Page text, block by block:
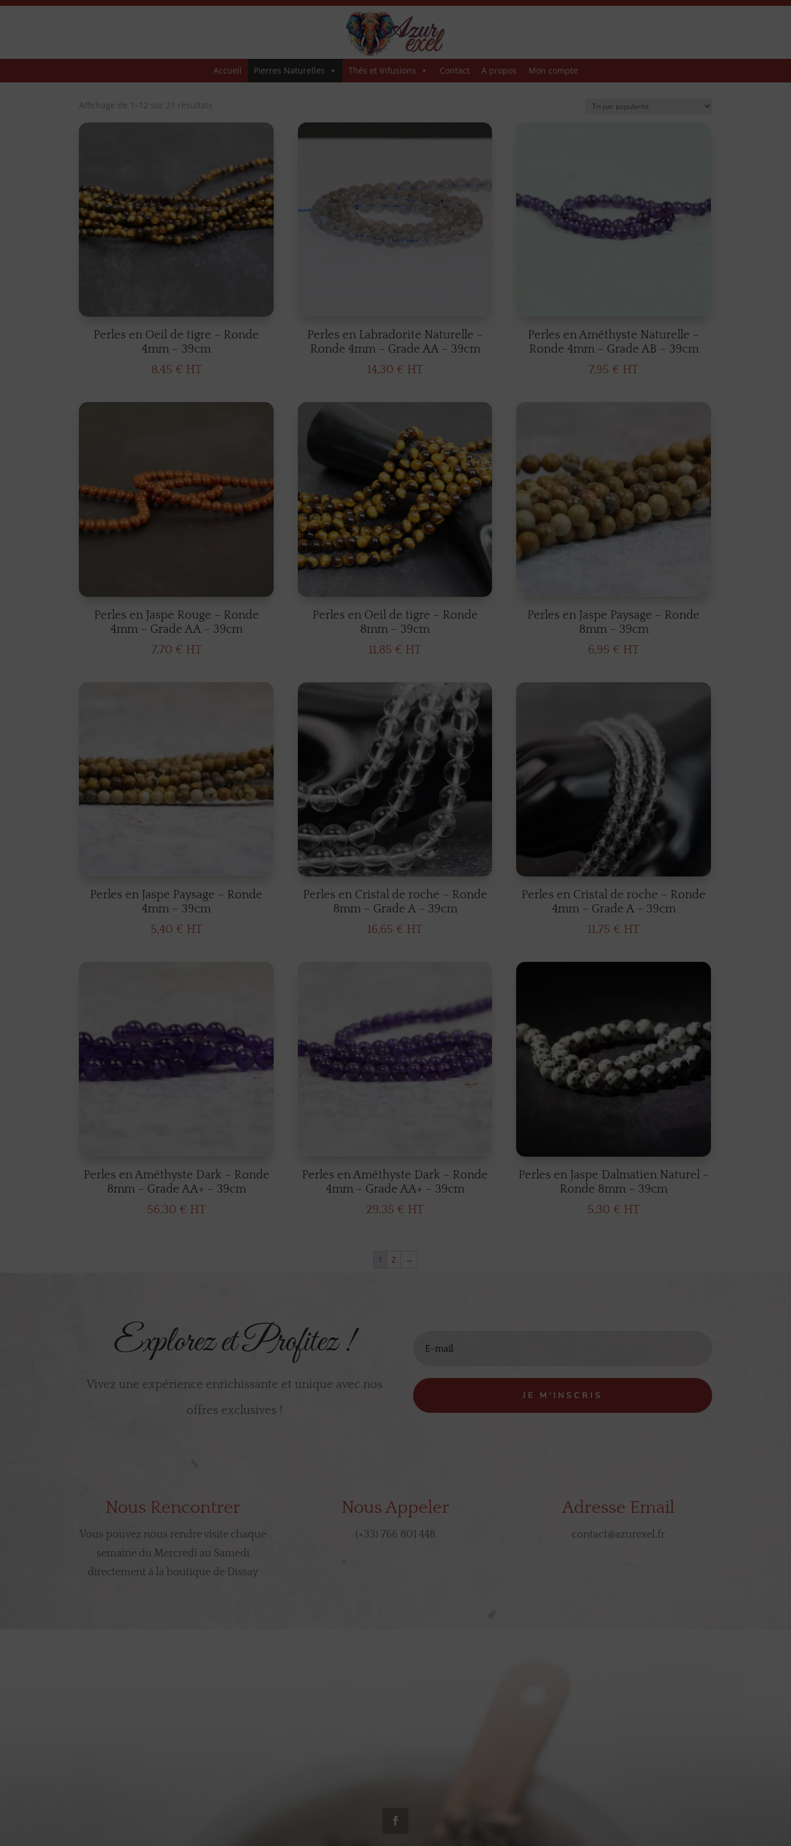
Accueil Pierres Naturelles Thés et Infusions Contact A propos Mon compte
Affichage de 1–12 sur 21 résultats
Perles en Oeil de tigre – Ronde
4mm – 39cm
8,45 € HT
Perles en Labradorite Naturelle –
Ronde 4mm – Grade AA – 39cm
14,30 € HT
Perles en Améthyste Naturelle –
Ronde 4mm – Grade AB – 39cm
7,95 € HT
Perles en Jaspe Rouge – Ronde
4mm – Grade AA – 39cm
7,70 € HT
Perles en Oeil de tigre – Ronde
8mm – 39cm
11,85 € HT
Perles en Jaspe Paysage – Ronde
8mm – 39cm
6,95 € HT
Perles en Jaspe Paysage – Ronde
4mm – 39cm
5,40 € HT
Perles en Cristal de roche – Ronde
8mm – Grade A – 39cm
16,65 € HT
Perles en Cristal de roche – Ronde
4mm – Grade A – 39cm
11,75 € HT
Perles en Améthyste Dark – Ronde
8mm – Grade AA+ – 39cm
56,30 € HT
Perles en Améthyste Dark – Ronde
4mm – Grade AA+ – 39cm
29,35 € HT
Perles en Jaspe Dalmatien Naturel –
Ronde 8mm – 39cm
5,30 € HT
1 2 →
Explorez et Profitez !
Vivez une expérience enrichissante et unique avec nos
offres exclusives !
JE M'INSCRIS
Nous Rencontrer
Vous pouvez nous rendre visite chaque
semaine du Mercredi au Samedi
directement à la boutique de Dissay
Nous Appeler
(+33) 766 801 448
Adresse Email
contact@azurexel.fr